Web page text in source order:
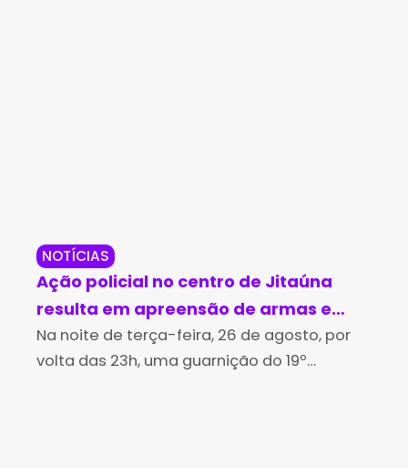
NOTÍCIAS
Ação policial no centro de Jitaúna
resulta em apreensão de armas e
drogas
Na noite de terça-feira, 26 de agosto, por
volta das 23h, uma guarnição do 19º